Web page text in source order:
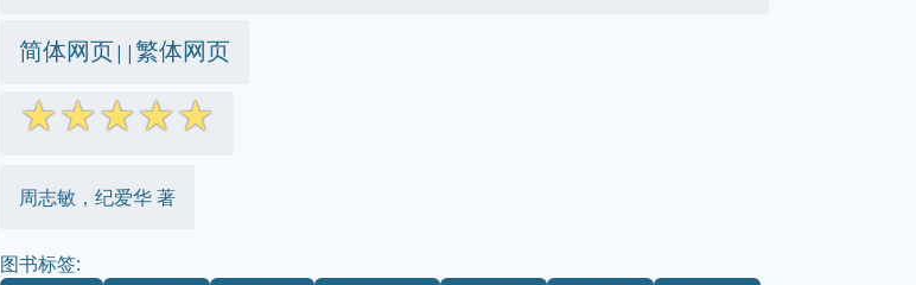
简体网页||繁体网页
☆☆☆☆☆
周志敏，纪爱华 著
图书标签: